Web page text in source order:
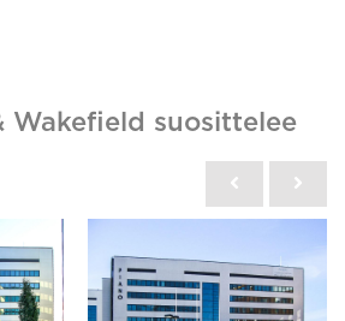
Wakefield suosittelee